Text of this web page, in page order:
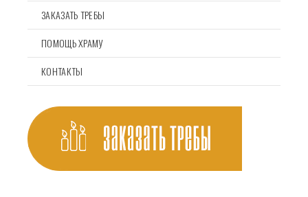
ЗАКАЗАТЬ ТРЕБЫ
ПОМОЩЬ ХРАМУ
КОНТАКТЫ